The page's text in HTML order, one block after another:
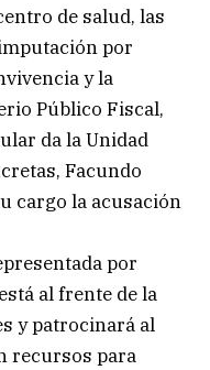
de salud, las
por
y la
Público Fiscal,
da la Unidad
Facundo
cargo la acusación
por
al frente de la
y patrocinará al
recursos para